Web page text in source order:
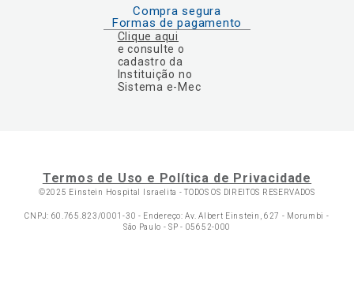
Compra segura
Formas de pagamento
Clique aqui
e consulte o
cadastro da
Instituição no
Sistema e-Mec
Termos de Uso e Política de Privacidade
©2025 Einstein Hospital Israelita -TODOS OS DIREITOS RESERVADOS
CNPJ: 60.765.823/0001-30 - Endereço: Av. Albert Einstein, 627 - Morumbi -
São Paulo - SP - 05652-000